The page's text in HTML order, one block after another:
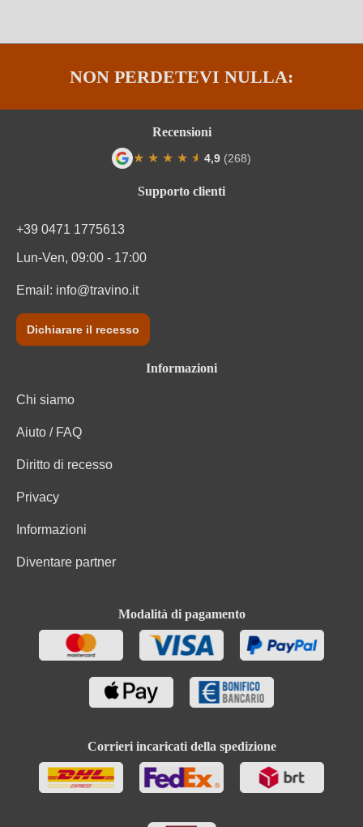
NON PERDETEVI NULLA:
Supporto clienti
+39 0471 1775613
Lun-Ven, 09:00 - 17:00
Email: info@travino.it
Dichiarare il recesso
Informazioni
Chi siamo
Aiuto / FAQ
Diritto di recesso
Privacy
Informazioni
Diventare partner
Modalità di pagamento
Corrieri incaricati della spedizione
Recensioni
★ ★ ★ ★ ★
★ 4,9 (268)